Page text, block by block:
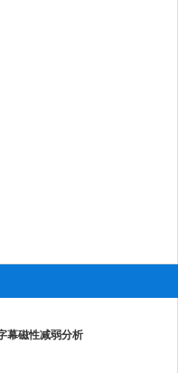
幕磁性减弱分析